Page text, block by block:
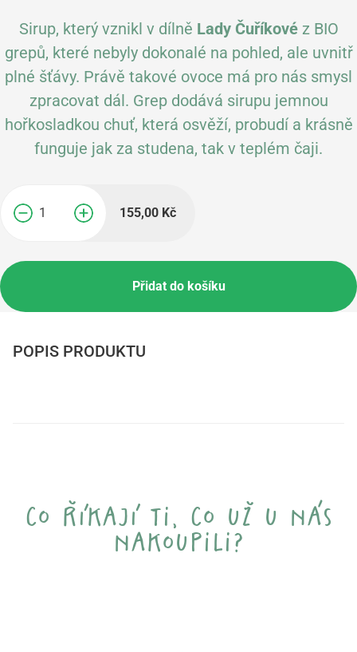
Sirup, který vznikl v dílně Lady Čuříkovéz BIO
grepů, které nebyly dokonalé na pohled, ale uvnitř
plné šťávy. Právě takové ovoce má pro nás smysl
zpracovat dál. Grep dodává sirupu jemnou
hořkosladkou chuť, která osvěží, probudí a krásně
funguje jak za studena, tak v teplém čaji.
− + 155,00 Kč
Přidat do košíku
POPIS PRODUKTU
co říkají ti, co už u nás
nakoupili?